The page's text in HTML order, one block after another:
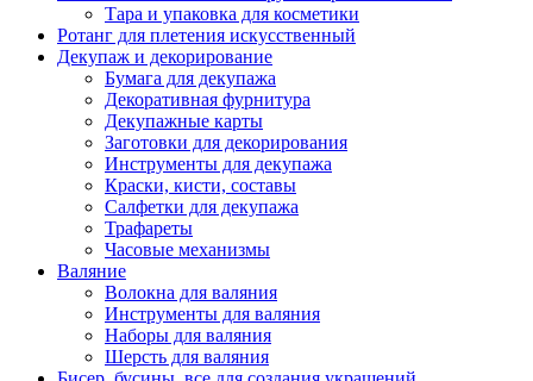
Тара и упаковка для косметики
Ротанг для плетения искусственный
Декупаж и декорирование
Бумага для декупажа
Декоративная фурнитура
Декупажные карты
Заготовки для декорирования
Инструменты для декупажа
Краски, кисти, составы
Салфетки для декупажа
Трафареты
Часовые механизмы
Валяние
Волокна для валяния
Инструменты для валяния
Наборы для валяния
Шерсть для валяния